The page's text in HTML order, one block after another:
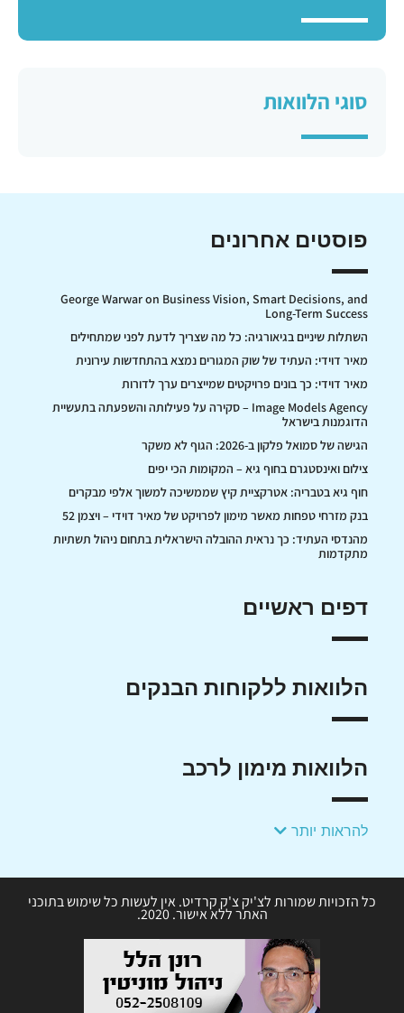
סוגי הלוואות
פוסטים אחרונים
George Warwar on Business Vision, Smart Decisions, and
Long-Term Success
השתלות שיניים בגיאורגיה: כל מה שצריך לדעת לפני שמתחילים
מאיר דוידי: העתיד של שוק המגורים נמצא בהתחדשות עירונית
מאיר דוידי: כך בונים פרויקטים שמייצרים ערך לדורות
Image Models Agency – סקירה על פעילותה והשפעתה בתעשיית
הדוגמנות בישראל
הגישה של סמואל פלקון ב-2026: הגוף לא משקר
צילום ואינסטגרם בחוף גיא – המקומות הכי יפים
חוף גיא בטבריה: אטרקציית קיץ שממשיכה למשוך אלפי מבקרים
בנק מזרחי טפחות מאשר מימון לפרויקט של מאיר דוידי – ויצמן 52
מהנדסי העתיד: כך נראית ההובלה הישראלית בתחום ניהול תשתיות
מתקדמות
דפים ראשיים
הלוואות ללקוחות הבנקים
הלוואות מימון לרכב
להראות יותר
כל הזכויות שמורות לצ'יק צ'ק קרדיט. אין לעשות כל שימוש בתוכני
האתר ללא אישור. 2020.